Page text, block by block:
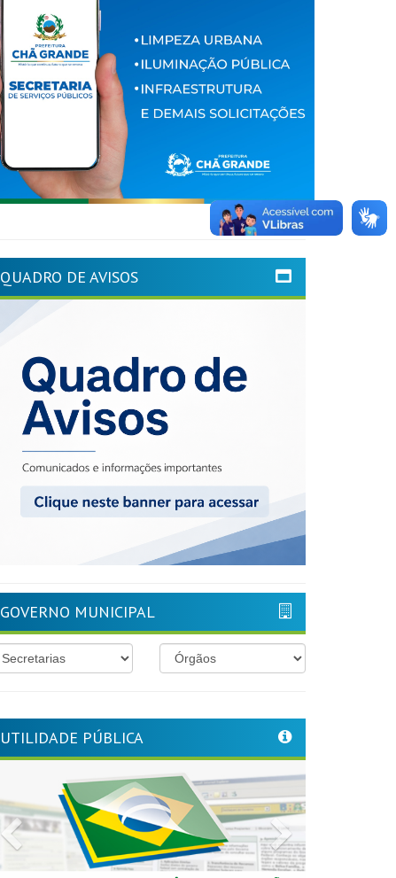
QUADRO DE AVISOS
GOVERNO MUNICIPAL
UTILIDADE PÚBLICA
Previous